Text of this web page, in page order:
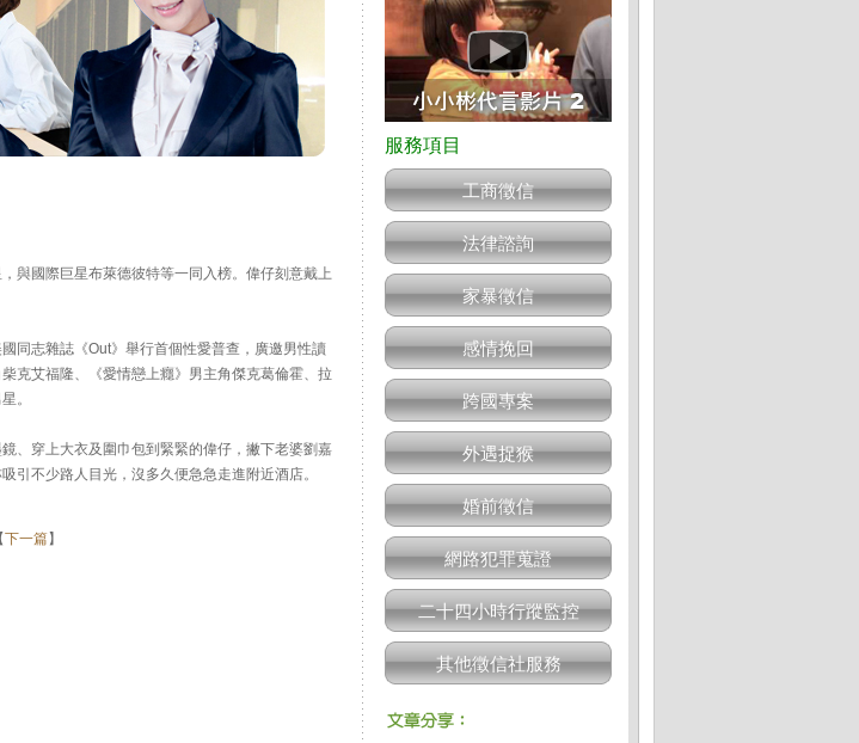
與國際巨星布萊德彼特等一同入榜。偉仔刻意戴上
同志雜誌《Out》舉行首個性愛普查，廣邀男性讀
克艾福隆、《愛情戀上癮》男主角傑克葛倫霍、拉
。
、穿上大衣及圍巾包到緊緊的偉仔，撇下老婆劉嘉
引不少路人目光，沒多久便急急走進附近酒店。
下一篇】
工商徵信
法律諮詢
家暴徵信
感情挽回
跨國專案
外遇捉猴
婚前徵信
網路犯罪蒐證
二十四小時行蹤監控
其他徵信社服務